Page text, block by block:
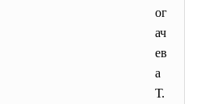
ог
ач
ев
а
Т.